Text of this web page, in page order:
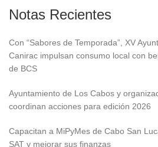
Notas Recientes
Con “Sabores de Temporada”, XV
Canirac impulsan consumo local con
de BCS
Ayuntamiento de Los Cabos y
coordinan acciones para edición 2026
Capacitan a MiPyMes de Cabo San
SAT y mejorar sus finanzas